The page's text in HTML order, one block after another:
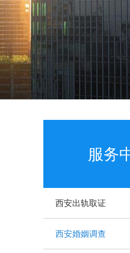
服务
西安出轨取证
西安婚姻调查